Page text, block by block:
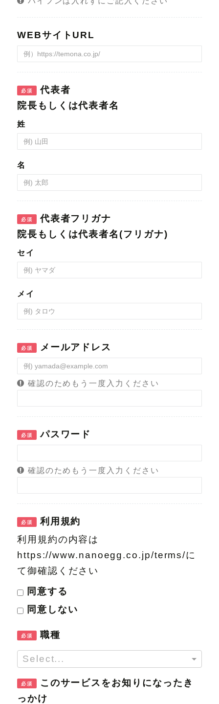
WEBサイトURL
必須 代表者
姓
名
必須 代表者フリガナ
セイ
メイ
必須 メールアドレス
確認のためもう一度入力ください
必須 パスワード
確認のためもう一度入力ください
必須
利用規約
利用規約の内容は
https://www.nanoegg.co.jp/terms/に
て御確認ください
同意する
同意しない
必須 職種
Select...
必須
このサービスをお知りになったき
っかけ